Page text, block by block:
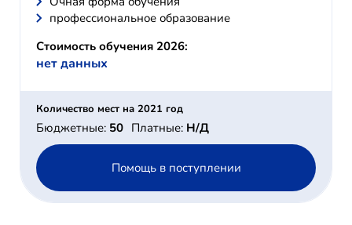
профессиональное образование
Стоимость обучения 2026:
нет данных
Количество мест на 2021 год
Бюджетные: 50 Платные: Н/Д
Помощь в поступлении